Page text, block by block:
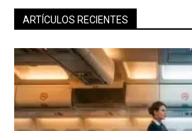
ARTÍCULOS RECIENTES